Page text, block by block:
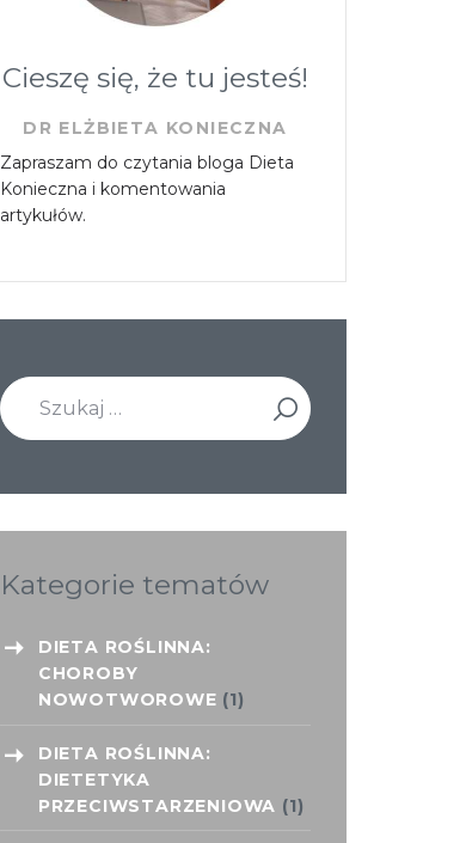
Cieszę się, że tu jesteś!
DR ELŻBIETA KONIECZNA
Zapraszam do czytania bloga Dieta
Konieczna i komentowania
artykułów.
Szukaj:
Kategorie tematów
DIETA ROŚLINNA:
CHOROBY
NOWOTWOROWE (1)
DIETA ROŚLINNA:
DIETETYKA
PRZECIWSTARZENIOWA (1)